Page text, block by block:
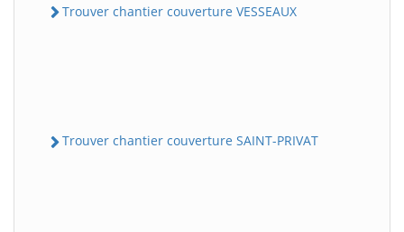
Trouver chantier couverture VESSEAUX
Trouver chantier couverture SAINT-PRIVAT